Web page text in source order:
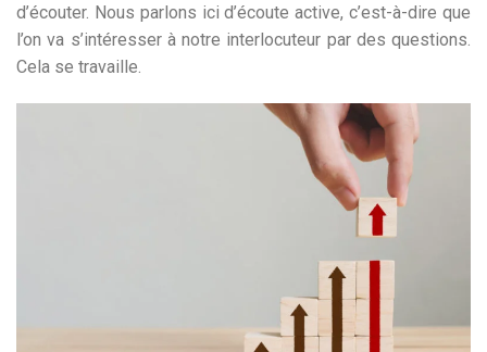
d’écouter. Nous parlons ici d’écoute active, c’est-à-dire que
l’on va s’intéresser à notre interlocuteur par des questions.
Cela se travaille.